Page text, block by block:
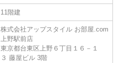
11階建
株式会社アップスタイル お部屋.com
上野駅前店
東京都台東区上野６丁目１６－１
３ 藤屋ビル 3階